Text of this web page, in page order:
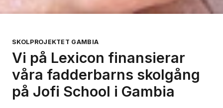
SKOLPROJEKTET GAMBIA
Vi på Lexicon finansierar
våra fadderbarns skolgång
på Jofi School i Gambia